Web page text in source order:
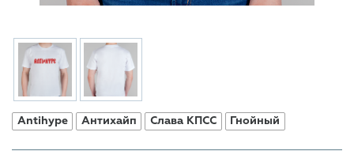
Antihype Антихайп Слава КПСС Гнойный